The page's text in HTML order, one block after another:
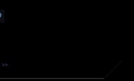
>>